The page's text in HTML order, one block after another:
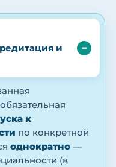
и
к
по конкретной
однократно —
(в